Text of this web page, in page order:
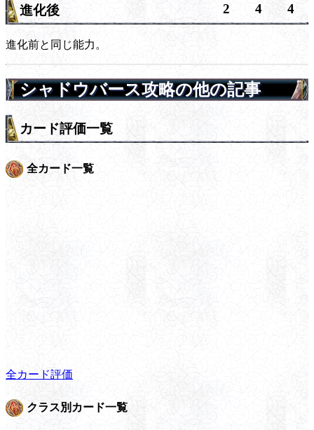
進化後 2 4 4
進化前と同じ能力。
シャドウバース攻略の他の記事
カード評価一覧
全カード一覧
全カード評価
クラス別カード一覧